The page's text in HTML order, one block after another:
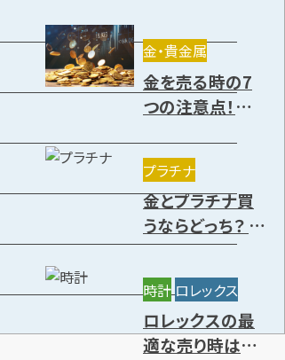
金・貴金属
金を売る時の7
つの注意点！売り
きる種類を解説
プラチナ
金とプラチナ買
うならどっち？ 特
徴や価値の違
い・今後の資産
価値を解説
時計 ロレックス
ロレックスの最
適な売り時はい